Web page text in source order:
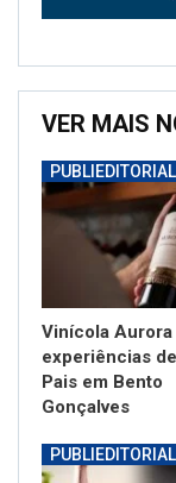
VER MAIS
PUBLIEDITORIAL
Vinícola Aurora
experiências
Pais em Bento
Gonçalves
PUBLIEDITORIAL